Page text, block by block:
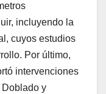
incluyendo la
cuyos estudios
Por último,
intervenciones
y